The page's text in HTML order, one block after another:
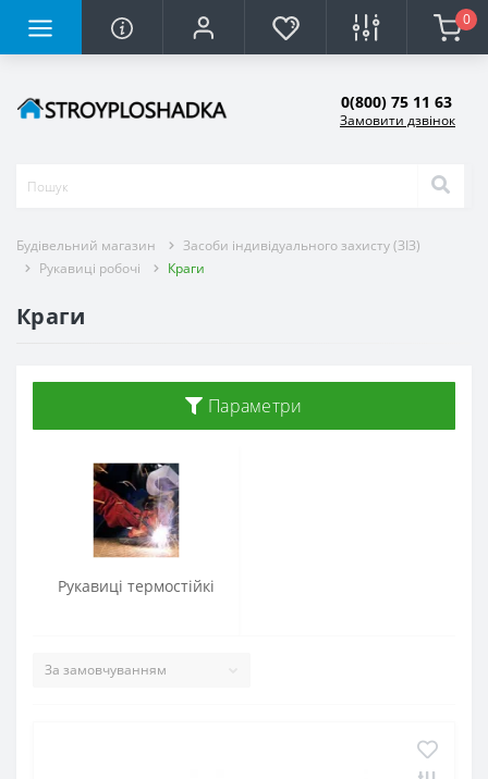
0
0(800) 75 11 63
Замовити дзвінок
Будівельний магазин
Засоби індивідуального захисту (ЗІЗ)
Рукавиці робочі
Краги
Краги
Параметри
Рукавиці термостійкі